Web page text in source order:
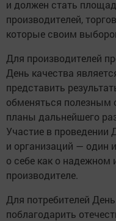
и должен стать
производителей,
которые своим
Для производителей
День качества
представить
обменяться полезным
планы дальнейшего
Участие в проведении
и организаций — один
о себе как о надежном
производителе.
Для потребителей
поблагодарить